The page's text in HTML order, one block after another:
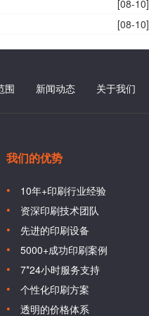
[08-10]
[08-10]
围 新闻动态 关于我们
我们的优势
10年+印刷行业经验
资深印刷技术团队
先进的印刷设备
5000+成功印刷案例
7*24小时服务支持
个性化印刷方案
透明的价格体系